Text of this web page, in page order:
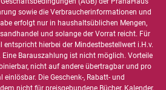
sowie die Verbraucherinformationen und
erfolgt nur in haushaltsüblichen Mengen,
und solange der Vorrat reicht. Für
hierbei der Mindestbestellwert i.H.v.
Barauszahlung ist nicht möglich. Vorteile
nicht auf andere übertragbar und pro
Die Geschenk-, Rabatt- und
nicht für preisgebundene Bücher, Kalender,